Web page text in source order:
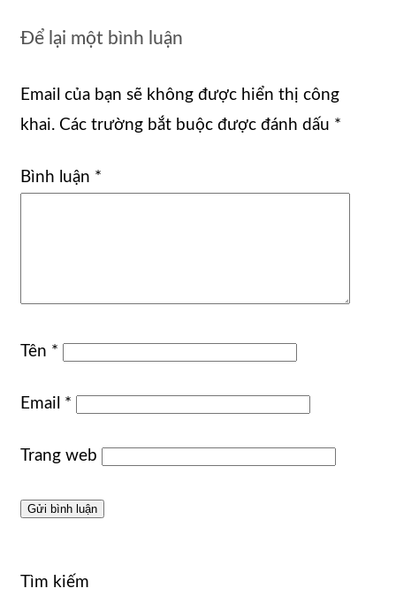
Để lại một bình luận
Email của bạn sẽ không được hiển thị công
khai. Các trường bắt buộc được đánh dấu *
Bình luận *
Tên *
Email *
Trang web
Tìm kiếm